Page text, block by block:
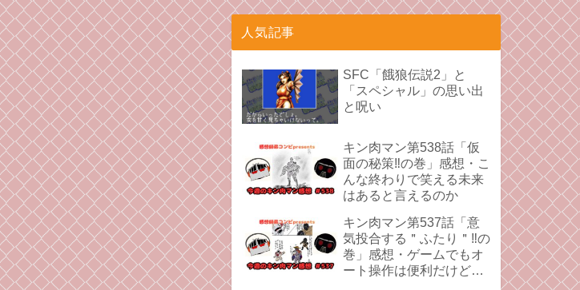
人気記事
SFC「餓狼伝説2」と
「スペシャル」の思い出
と呪い
キン肉マン第538話「仮
面の秘策‼︎の巻」感想・こ
んな終わりで笑える未来
はあると言えるのか
キン肉マン第537話「意
気投合する＂ふたり＂‼︎の
巻」感想・ゲームでもオ
ート操作は便利だけど、